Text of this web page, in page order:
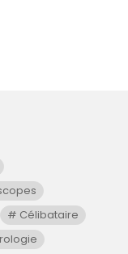
Célibataire